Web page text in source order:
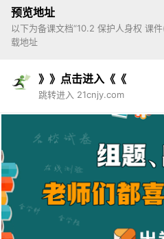
预览地址
以下为备课文档“10.2 保护人身权 课
载地址
》》点击进入《《
跳转进入 21cnjy.com